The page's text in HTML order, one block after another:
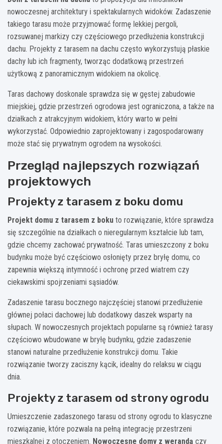
nowoczesnej architektury i spektakularnych widoków. Zadaszenie
takiego tarasu może przyjmować formę lekkiej pergoli,
rozsuwanej markizy czy częściowego przedłużenia konstrukcji
dachu. Projekty z tarasem na dachu często wykorzystują płaskie
dachy lub ich fragmenty, tworząc dodatkową przestrzeń
użytkową z panoramicznym widokiem na okolicę.
Taras dachowy doskonale sprawdza się w gęstej zabudowie
miejskiej, gdzie przestrzeń ogrodowa jest ograniczona, a także na
działkach z atrakcyjnym widokiem, który warto w pełni
wykorzystać. Odpowiednio zaprojektowany i zagospodarowany
może stać się prywatnym ogrodem na wysokości.
Przegląd najlepszych rozwiązań
projektowych
Projekty z tarasem z boku domu
Projekt domu z tarasem z boku to rozwiązanie, które sprawdza
się szczególnie na działkach o nieregularnym kształcie lub tam,
gdzie chcemy zachować prywatność. Taras umieszczony z boku
budynku może być częściowo osłonięty przez bryłę domu, co
zapewnia większą intymność i ochronę przed wiatrem czy
ciekawskimi spojrzeniami sąsiadów.
Zadaszenie tarasu bocznego najczęściej stanowi przedłużenie
głównej połaci dachowej lub dodatkowy daszek wsparty na
słupach. W nowoczesnych projektach popularne są również tarasy
częściowo wbudowane w bryłę budynku, gdzie zadaszenie
stanowi naturalne przedłużenie konstrukcji domu. Takie
rozwiązanie tworzy zaciszny kącik, idealny do relaksu w ciągu
dnia.
Projekty z tarasem od strony ogrodu
Umieszczenie zadaszonego tarasu od strony ogrodu to klasyczne
rozwiązanie, które pozwala na pełną integrację przestrzeni
mieszkalnej z otoczeniem. Nowoczesne domy z werandą czy